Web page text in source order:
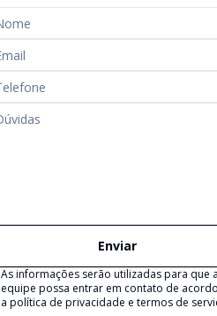
Enviar
As informações serão utilizadas para que
equipe possa entrar em contato de
a política de privacidade e termos de